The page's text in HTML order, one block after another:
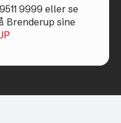
9999 eller se
Brenderup sine